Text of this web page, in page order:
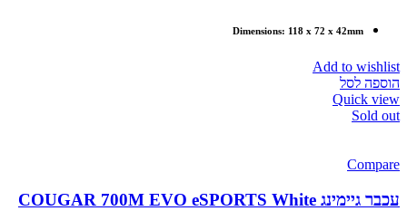
Dimensions: 118 x 72 x 42mm
Add to wishlist
הוספה לסל
Quick view
Sold out
Compare
עכבר גיימינג COUGAR 700M EVO eSPORTS White